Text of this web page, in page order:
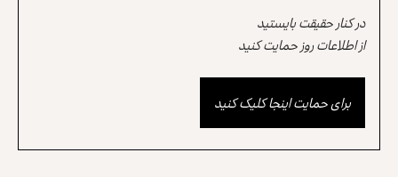
در کنار حقیقت بایستید
از اطلاعات روز حمایت کنید
برای حمایت اینجا کلیک کنید